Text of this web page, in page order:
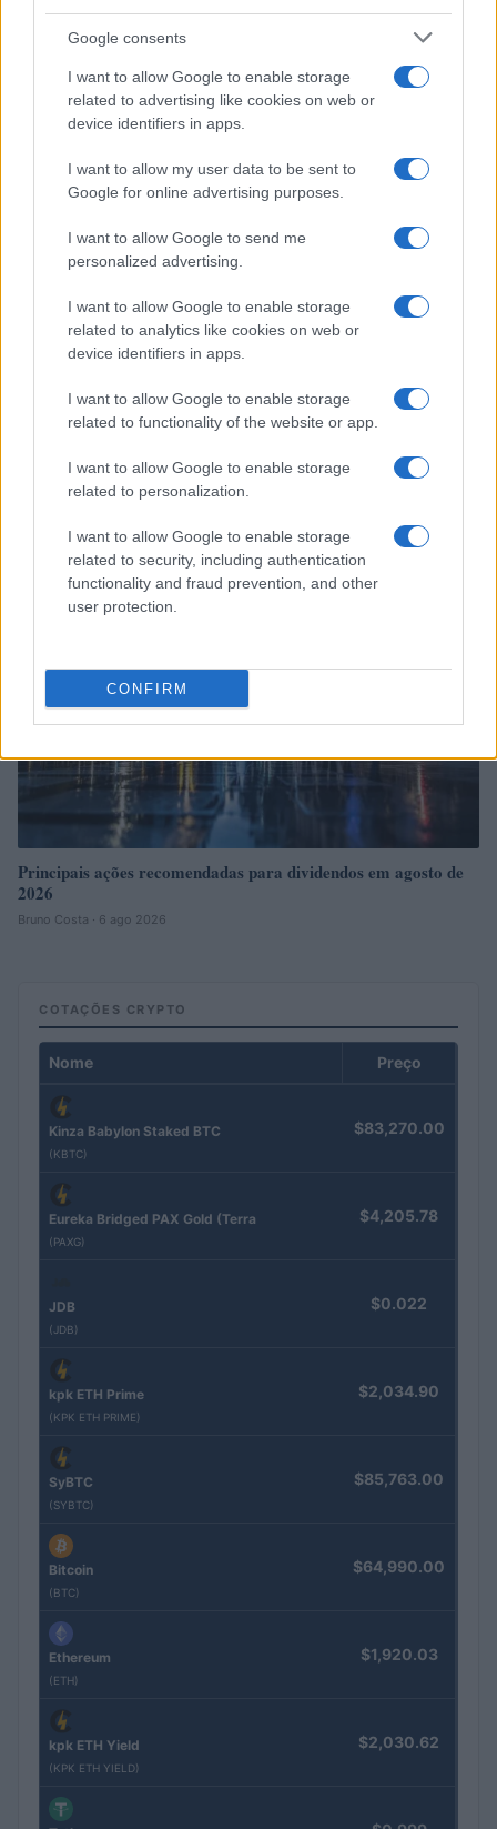
Google consents
I want to allow Google to enable storage
related to advertising like cookies on web or
device identifiers in apps.
I want to allow my user data to be sent to
Google for online advertising purposes.
I want to allow Google to send me
personalized advertising.
I want to allow Google to enable storage
related to analytics like cookies on web or
device identifiers in apps.
I want to allow Google to enable storage
related to functionality of the website or app.
I want to allow Google to enable storage
related to personalization.
I want to allow Google to enable storage
related to security, including authentication
functionality and fraud prevention, and other
user protection.
CONFIRM
Crescimento de 131% nos investimentos imobiliários em São
Paulo entre 2026 e 2026
Rafael Oliveira · 8 ago 2026
Preparação do turismo para o Super El Niño: estratégias e
desafios
INVESTIMENTOS
Principais ações recomendadas para dividendos em agosto de
2026
Bruno Costa · 6 ago 2026
COTAÇÕES CRYPTO
Nome Preço
Kinza Babylon Staked BTC
(KBTC)
$83,270.00
Eureka Bridged PAX Gold (Terra
(PAXG)
$4,205.78
JDB
(JDB)
$0.022
kpk ETH Prime
(KPK ETH PRIME)
$2,034.90
SyBTC
(SYBTC)
$85,763.00
Bitcoin
(BTC)
$64,990.00
Ethereum
(ETH)
$1,920.03
kpk ETH Yield
(KPK ETH YIELD)
$2,030.62